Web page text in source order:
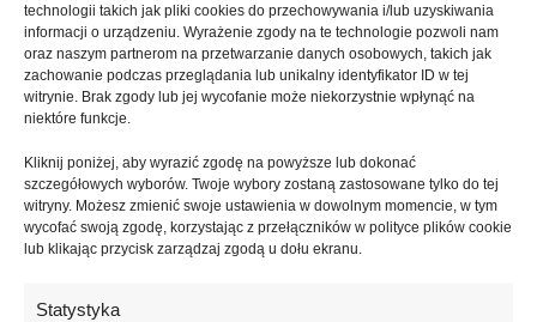
technologii takich jak pliki cookies do przechowywania i/lub uzyskiwania
informacji o urządzeniu. Wyrażenie zgody na te technologie pozwoli nam
oraz naszym partnerom na przetwarzanie danych osobowych, takich jak
zachowanie podczas przeglądania lub unikalny identyfikator ID w tej
witrynie. Brak zgody lub jej wycofanie może niekorzystnie wpłynąć na
niektóre funkcje.
Kliknij poniżej, aby wyrazić zgodę na powyższe lub dokonać
szczegółowych wyborów. Twoje wybory zostaną zastosowane tylko do tej
witryny. Możesz zmienić swoje ustawienia w dowolnym momencie, w tym
wycofać swoją zgodę, korzystając z przełączników w polityce plików cookie
lub klikając przycisk zarządzaj zgodą u dołu ekranu.
Statystyka
architektonicznych wymagana jest mniejsza grubość warstwy
izolacyjnej przy zachowaniu odpowiedniego współczynnika
przenikania ciepła U,
izolacja cieplna ścian metodą „lekką mokrą” ETICS, BSO lub
„lekką suchą”,
izolacja cieplna loggi, balkonów,
izolacja cieplna ścian warstwowych, ścian szkieletowych,
izolacja cieplna podłóg na legarach,
izolacja cieplna wieńców, nadproży, ościeży i innych miejsc